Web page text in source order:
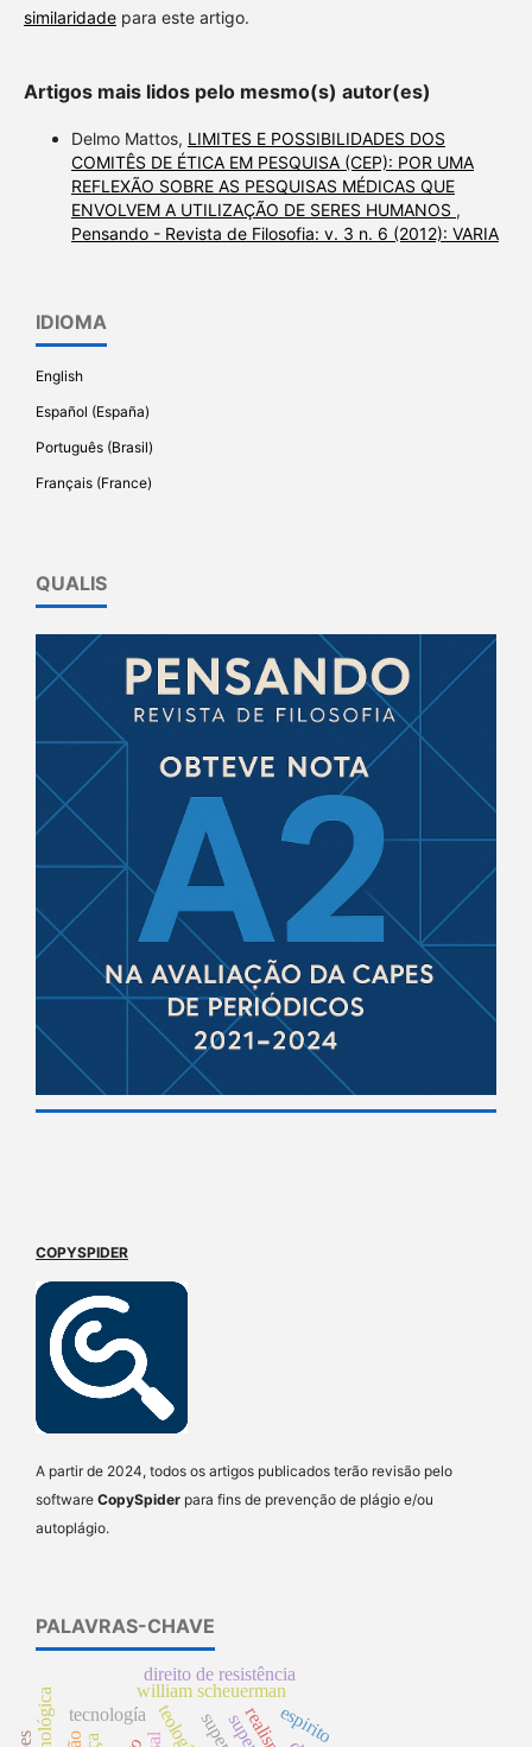
similaridadepara este artigo.
Artigos mais lidos pelo mesmo(s) autor(es)
Delmo Mattos, LIMITES E POSSIBILIDADES DOS
COMITÊS DE ÉTICA EM PESQUISA (CEP): POR UMA
REFLEXÃO SOBRE AS PESQUISAS MÉDICAS QUE
ENVOLVEM A UTILIZAÇÃO DE SERES HUMANOS ,
Pensando - Revista de Filosofia: v. 3 n. 6 (2012): VARIA
IDIOMA
English
Español (España)
Português (Brasil)
Français (France)
QUALIS
COPYSPIDER
A partir de 2024, todos os artigos publicados terão revisão pelo
software CopySpider para fins de prevenção de plágio e/ou
autoplágio.
PALAVRAS-CHAVE
tecnología teología espirito
william scheuerman
direito de resistência